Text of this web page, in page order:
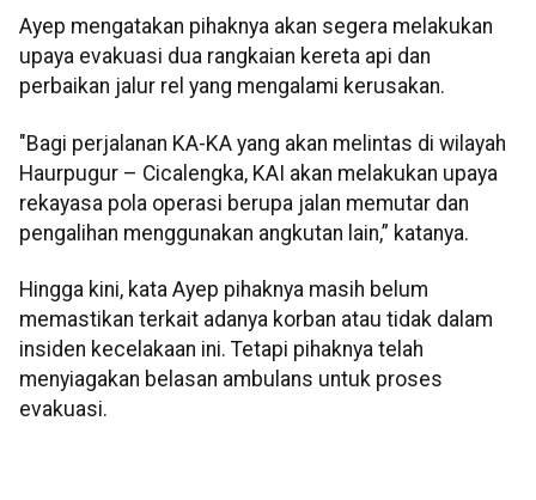
Ayep mengatakan pihaknya akan segera melakukan
upaya evakuasi dua rangkaian kereta api dan
perbaikan jalur rel yang mengalami kerusakan.
"Bagi perjalanan KA-KA yang akan melintas di wilayah
Haurpugur – Cicalengka, KAI akan melakukan upaya
rekayasa pola operasi berupa jalan memutar dan
pengalihan menggunakan angkutan lain,” katanya.
Hingga kini, kata Ayep pihaknya masih belum
memastikan terkait adanya korban atau tidak dalam
insiden kecelakaan ini. Tetapi pihaknya telah
menyiagakan belasan ambulans untuk proses
evakuasi.